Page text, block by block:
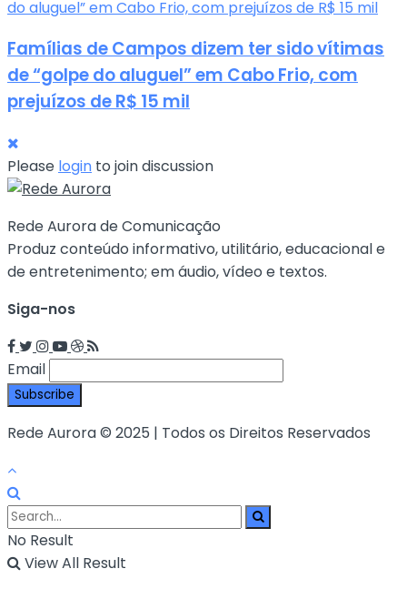
Famílias de Campos dizem ter sido vítimas
de “golpe do aluguel” em Cabo Frio, com
prejuízos de R$ 15 mil
Please login to join discussion
Rede Aurora de Comunicação
Produz conteúdo informativo, utilitário, educacional e
de entretenimento; em áudio, vídeo e textos.
Siga-nos
Email
Rede Aurora © 2025 | Todos os Direitos Reservados
No Result
View All Result